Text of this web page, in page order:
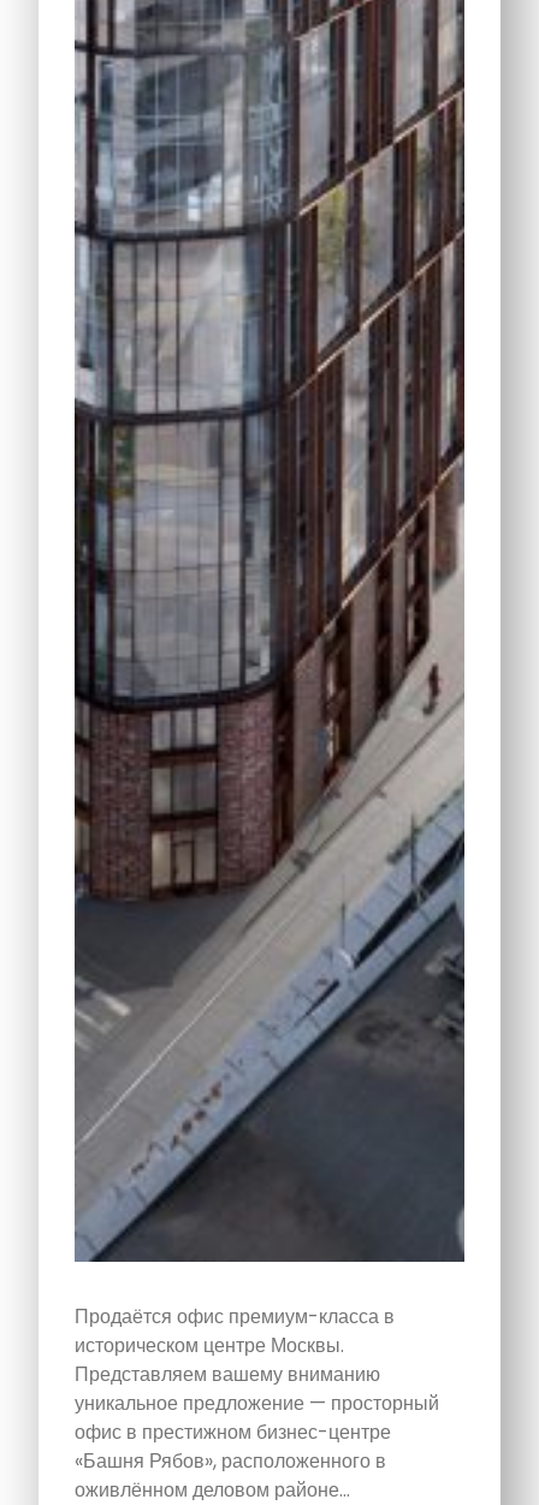
Продаётся офис премиум-класса в
историческом центре Москвы.
Представляем вашему вниманию
уникальное предложение — просторный
офис в престижном бизнес-центре
«Башня Рябов», расположенного в
оживлённом деловом районе…